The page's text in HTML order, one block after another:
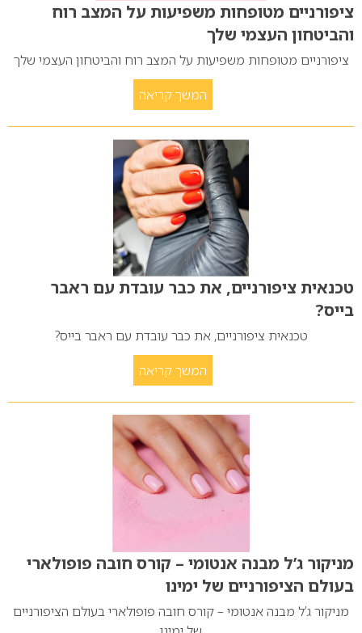
ציפורניים מטופחות משפיעות על המצב רוח
והביטחון העצמי שלך
ציפורניים מטופחות משפיעות על המצב רוח והביטחון העצמי שלך
המשך קריאה
טכנאית ציפורניים, את כבר עובדת עם ראבר
בייס?
טכנאית ציפורניים, את כבר עובדת עם ראבר בייס?
המשך קריאה
מניקור ג’ל מבנה אנטומי – קורס חובה פופולארי
בעולם הציפורניים של ימינו
מניקור ג’ל מבנה אנטומי – קורס חובה פופולארי בעולם הציפורניים